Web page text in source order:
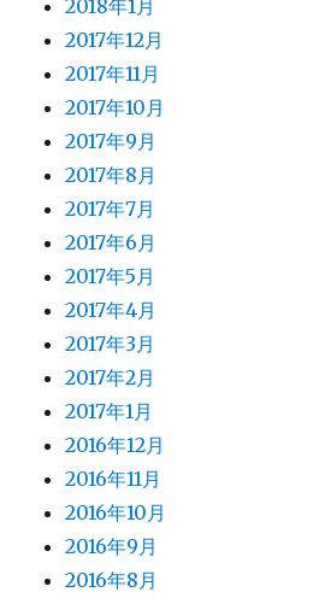
2018年1月
2017年12月
2017年11月
2017年10月
2017年9月
2017年8月
2017年7月
2017年6月
2017年5月
2017年4月
2017年3月
2017年2月
2017年1月
2016年12月
2016年11月
2016年10月
2016年9月
2016年8月